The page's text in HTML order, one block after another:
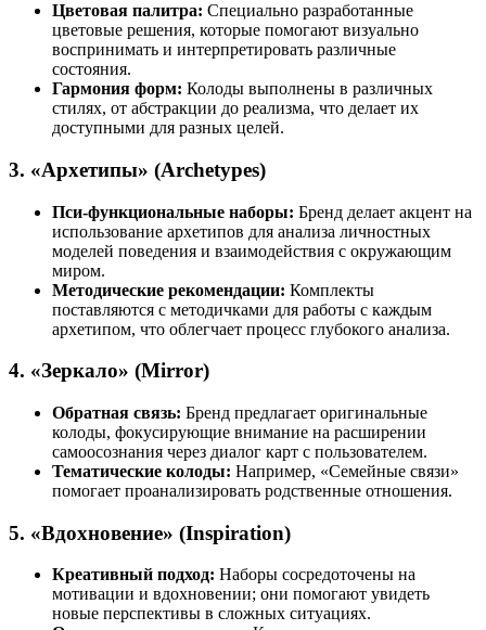
Цветовая палитра: Специально разработанные
цветовые решения, которые помогают визуально
воспринимать и интерпретировать различные
состояния.
Гармония форм: Колоды выполнены в различных
стилях, от абстракции до реализма, что делает их
доступными для разных целей.
3. «Архетипы» (Archetypes)
Пси-функциональные наборы: Бренд делает акцент на
использование архетипов для анализа личностных
моделей поведения и взаимодействия с окружающим
миром.
Методические рекомендации: Комплекты
поставляются с методичками для работы с каждым
архетипом, что облегчает процесс глубокого анализа.
4. «Зеркало» (Mirror)
Обратная связь: Бренд предлагает оригинальные
колоды, фокусирующие внимание на расширении
самоосознания через диалог карт с пользователем.
Тематические колоды: Например, «Семейные связи»
помогает проанализировать родственные отношения.
5. «Вдохновение» (Inspiration)
Креативный подход: Наборы сосредоточены на
мотивации и вдохновении; они помогают увидеть
новые перспективы в сложных ситуациях.